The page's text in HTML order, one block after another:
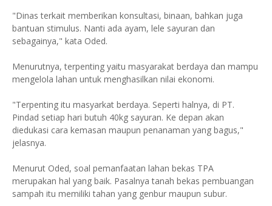
"Dinas terkait memberikan konsultasi, binaan, bahkan juga
bantuan stimulus. Nanti ada ayam, lele sayuran dan
sebagainya," kata Oded.
Menurutnya, terpenting yaitu masyarakat berdaya dan mampu
mengelola lahan untuk menghasilkan nilai ekonomi.
"Terpenting itu masyarkat berdaya. Seperti halnya, di PT.
Pindad setiap hari butuh 40kg sayuran. Ke depan akan
diedukasi cara kemasan maupun penanaman yang bagus,"
jelasnya.
Menurut Oded, soal pemanfaatan lahan bekas TPA
merupakan hal yang baik. Pasalnya tanah bekas pembuangan
sampah itu memiliki tahan yang genbur maupun subur.